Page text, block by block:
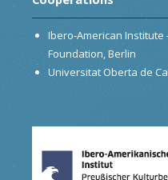
Ibero-American Institute
Foundation, Berlin
Universitat Oberta de